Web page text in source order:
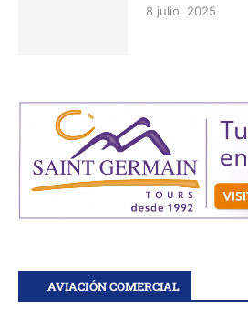
8 julio, 2025
AVIACIÓN COMERCIAL